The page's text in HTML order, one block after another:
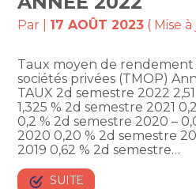
Par 17 AOÛT 2023 ( Mise
Taux moyen de rendement
sociétés privées (TMOP)
TAUX 2d semestre 2022
1,325 % 2d semestre 2021
0,2 % 2d semestre 2020 –
2020 0,20 % 2d semestre
2019 0,62 % 2d semestre…
SUITE